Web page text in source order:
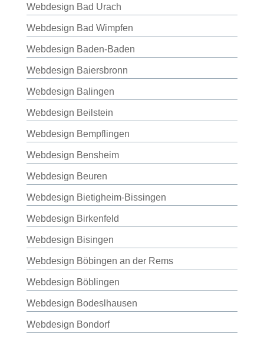
Webdesign Bad Urach
Webdesign Bad Wimpfen
Webdesign Baden-Baden
Webdesign Baiersbronn
Webdesign Balingen
Webdesign Beilstein
Webdesign Bempflingen
Webdesign Bensheim
Webdesign Beuren
Webdesign Bietigheim-Bissingen
Webdesign Birkenfeld
Webdesign Bisingen
Webdesign Böbingen an der Rems
Webdesign Böblingen
Webdesign Bodeslhausen
Webdesign Bondorf